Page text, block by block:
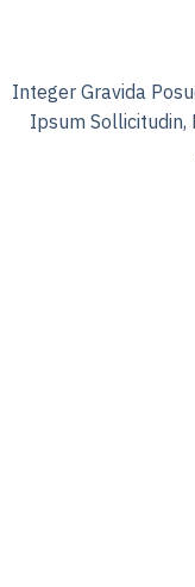
Integer Gravida
Ipsum